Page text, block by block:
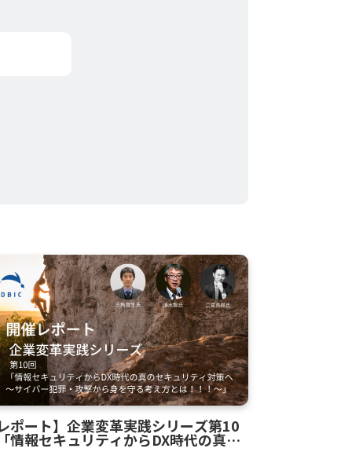
ポート】企業変革実践シリーズ第10
情報セキュリティからDX時代の真の